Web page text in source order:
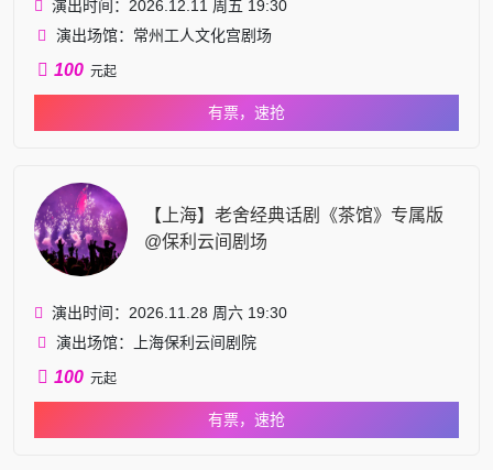
演出时间：2026.12.11 周五 19:30
演出场馆：常州工人文化宫剧场
100 元起
有票，速抢
【上海】老舍经典话剧《茶馆》专属版
@保利云间剧场
演出时间：2026.11.28 周六 19:30
演出场馆：上海保利云间剧院
100 元起
有票，速抢